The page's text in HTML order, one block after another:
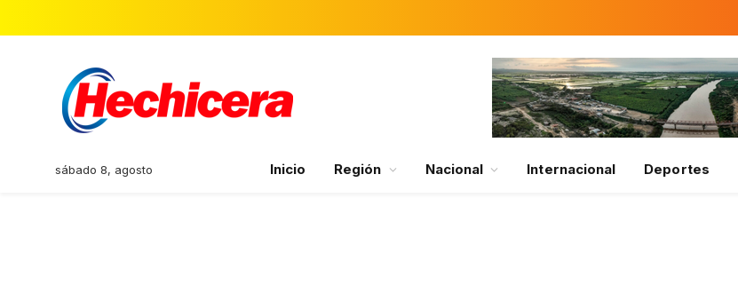
sábado 8, agosto Inicio Región Nacional Internacional Deportes